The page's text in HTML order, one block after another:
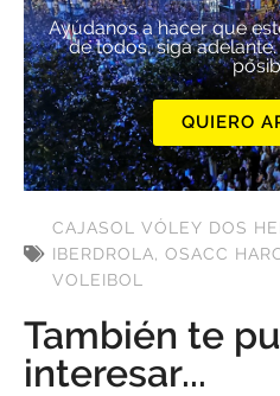
Ayúdanos a hacer que
de todos, siga
QUIERO
CAJASOL VÓLEY DOS
IBERDROLA, OSACC
VOLEIBOL
También te
interesar...